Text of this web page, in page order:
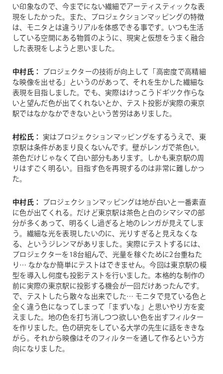
い印象なので、今までにない繊細でアーティスティックな表
現をしたかった。また、プロジェクションマッピングの特徴
は、モニタとは違うリアルを体感できる事です。いつも生活
している空間にある物質のように、現実と仮想をうまく融合
した表現をしようと思いました。
中村氏： プロジェクターの技術が向上して「高密度で高精細
な映像を出せる」というのがあって、それを生かした繊細な
表現を目指しました。でも、実際はけっこうドギツク作らな
いと望んだ色が出てくれないとか、テスト投影が実際の東京
駅ではなかなかできないという苦労はありました。
村松氏： 実はプロジェクションマッピングをするうえで、東
京駅は条件があまり良くないんです。壁がレンガで茶色い。
茶色だけじゃなくて白い部分もあります。しかも東京駅の周
りはすごく明るい。目指す色を再現するのは非常に難しかっ
た。
中村氏： プロジェクションマッピングは地が白いと一番素直
に色が出てくれる。だけど東京駅は茶色と白のシマシマの部
分が多くあって、明るくし過ぎると地のレンガが見えてしま
う。繊細な光を表現したいのに、光りすぎると見えなくな
る、というジレンマがありました。実際にテストするには、
プロジェクターを18台組んで、光量を稼ぐために2台重ねた
り… なかなか簡単にテストはできません。今回は東京駅の模
型を導入し何度も投影テストを行いました。本格的な制作の
前に実際の東京駅に投影する機会が一回だけあったんです。
で、テストしたら散々な出来でした… モニタで見ている色と
全く違う色になってしまって「まずいな」と思いやり方を変
えました。地の色を打ち消しつつ欲しい色を出すフィルター
を作りました。色の研究をしている大学の先生に話をききな
がら。それから映像はそのフィルターを通して作るという方
向になりました。